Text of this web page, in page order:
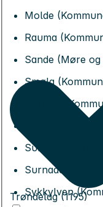
Molde
Rauma
Sande (Møre og
Smøla
Stranda
Sunndal
Surnadal
Sykkylven
Trøndelag (1195)